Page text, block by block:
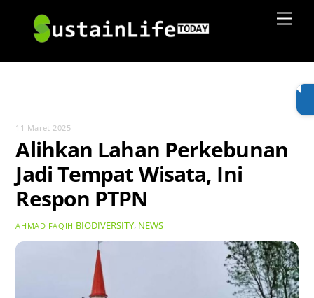
content
11 Maret 2025
Alihkan Lahan Perkebunan
Jadi Tempat Wisata, Ini
Respon PTPN
AHMAD FAQIH BIODIVERSITY, NEWS